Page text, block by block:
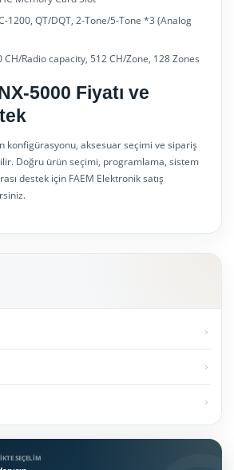
1200, QT/DQT, 2-Tone/5-Tone *3 (Analog
Radio capacity, 512 CH/Zone, 128 Zones
5000 Fiyatı ve
konfigürasyonu, aksesuar seçimi ve sipariş
Doğru ürün seçimi, programlama, sistem
destek için FAEM Elektronik satış
SEÇELIM